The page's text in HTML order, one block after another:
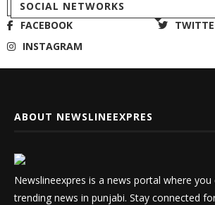
SOCIAL NETWORKS
FACEBOOK
INSTAGRAM
ABOUT NEWSLINEEXPRES
Newslineexpres is a news portal where
trending news in punjabi. Stay connected